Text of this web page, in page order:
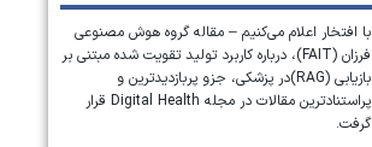
با افتخار اعلام می‌کنیم – مقاله گروه هوش مصنوعی
فرزان (FAIT)، درباره کاربرد تولید تقویت شده مبتنی بر
بازیابی (RAG)در پزشکی، جزو پربازدیدترین و
پراستنادترین مقالات در مجله Digital Health قرار
گرفت.